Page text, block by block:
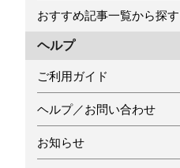
おすすめ記事一覧から探す
ヘルプ
ご利用ガイド
ヘルプ／お問い合わせ
お知らせ